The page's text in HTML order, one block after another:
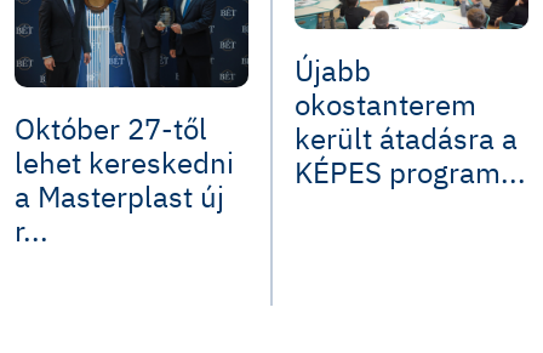
Október 27-től
lehet kereskedni
a Masterplast új
r...
Újabb
okostanterem
került átadásra a
KÉPES program...